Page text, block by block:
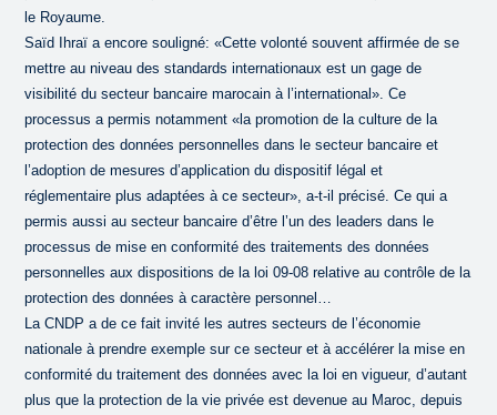
le Royaume.
Saïd Ihraï a encore souligné: «Cette volonté souvent affirmée de se
mettre au niveau des standards internationaux est un gage de
visibilité du secteur bancaire marocain à l’international». Ce
processus a permis notamment «la promotion de la culture de la
protection des données personnelles dans le secteur bancaire et
l’adoption de mesures d’application du dispositif légal et
réglementaire plus adaptées à ce secteur», a-t-il précisé. Ce qui a
permis aussi au secteur bancaire d’être l’un des leaders dans le
processus de mise en conformité des traitements des données
personnelles aux dispositions de la loi 09-08 relative au contrôle de la
protection des données à caractère personnel…
La CNDP a de ce fait invité les autres secteurs de l’économie
nationale à prendre exemple sur ce secteur et à accélérer la mise en
conformité du traitement des données avec la loi en vigueur, d’autant
plus que la protection de la vie privée est devenue au Maroc, depuis